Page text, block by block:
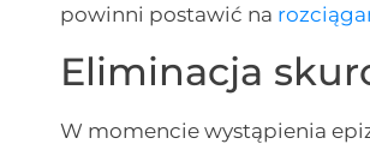
powinni postawić na
Eliminacja
W momencie wystąpienia